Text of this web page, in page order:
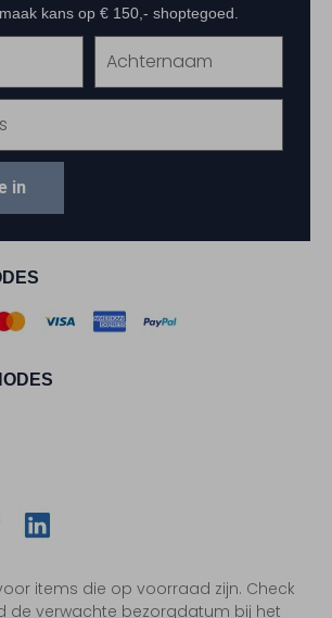
LinkedIn
items die op voorraad zijn. Check
de verwachte bezorgdatum bij het
kans op € 150,- shoptegoed.
in